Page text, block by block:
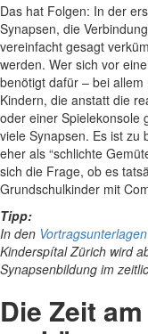
Das hat Folgen: In der
Synapsen, die
vereinfacht gesagt
werden. Wer sich vor
benötigt dafür – bei
Kindern, die anstatt die
oder einer Spielekonsole
viele Synapsen. Es ist zu
eher als “schlichte
sich die Frage, ob es
Grundschulkinder mit
Tipp:
In den
Kinderspítal Zürich wird
Synapsenbildung im
Die Zeit